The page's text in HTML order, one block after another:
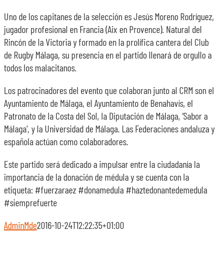
Uno de los capitanes de la selección es Jesús Moreno Rodríguez,
jugador profesional en Francia (Aix en Provence). Natural del
Rincón de la Victoria y formado en la prolífica cantera del Club
de Rugby Málaga, su presencia en el partido llenará de orgullo a
todos los malacitanos.
Los patrocinadores del evento que colaboran junto al CRM son el
Ayuntamiento de Málaga, el Ayuntamiento de Benahavís, el
Patronato de la Costa del Sol, la Diputación de Málaga, ‘Sabor a
Málaga’, y la Universidad de Málaga. Las Federaciones andaluza y
española actúan como colaboradores.
Este partido será dedicado a impulsar entre la ciudadanía la
importancia de la donación de médula y se cuenta con la
etiqueta: #fuerzaraez #donamedula #haztedonantedemedula
#siemprefuerte
AdminMde2016-10-24T12:22:35+01:00